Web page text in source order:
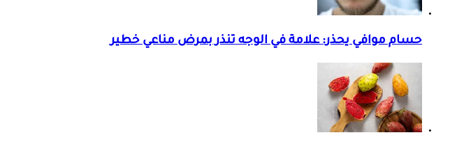
حسام موافي يحذر: علامة في الوجه تنذر بمرض مناعي خطير